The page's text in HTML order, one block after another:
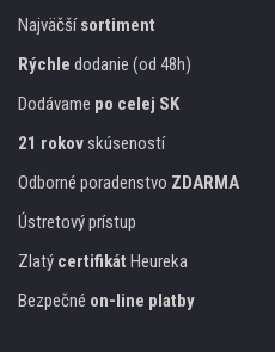
Najväčšísortiment
Rýchle dodanie (od 48h)
Dodávame po celej SK
21 rokovskúseností
Odborné poradenstvo ZDARMA
Ústretový prístup
Zlatý certifikát Heureka
Bezpečné on-line platby